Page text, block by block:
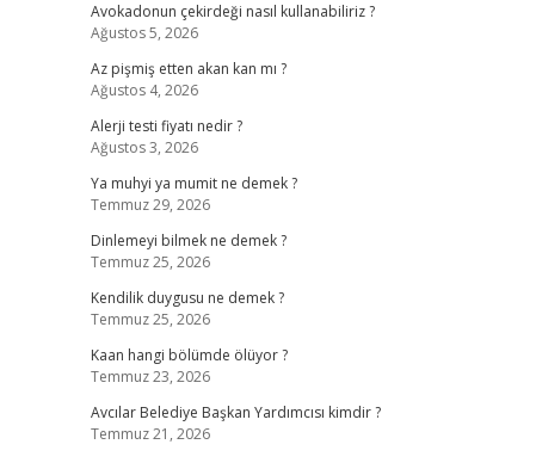
Avokadonun çekirdeği nasıl kullanabiliriz ?
Ağustos 5, 2026
Az pişmiş etten akan kan mı ?
Ağustos 4, 2026
Alerji testi fiyatı nedir ?
Ağustos 3, 2026
Ya muhyi ya mumit ne demek ?
Temmuz 29, 2026
Dinlemeyi bilmek ne demek ?
Temmuz 25, 2026
Kendilik duygusu ne demek ?
Temmuz 25, 2026
Kaan hangi bölümde ölüyor ?
Temmuz 23, 2026
Avcılar Belediye Başkan Yardımcısı kimdir ?
Temmuz 21, 2026